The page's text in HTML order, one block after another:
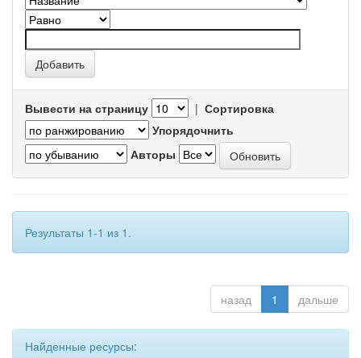
Вывести на страницу | Сортировка
Упорядочнить
Авторы
Результаты 1-1 из 1.
назад 1 дальше
Найденные ресурсы: